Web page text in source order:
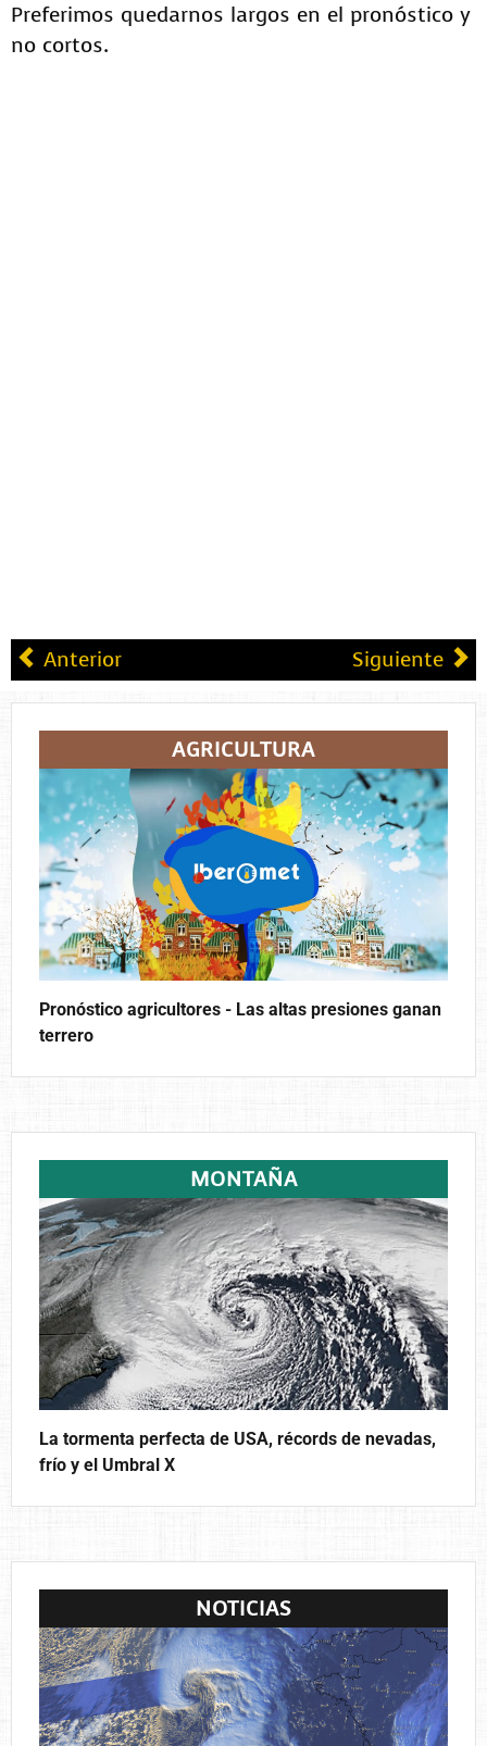
Preferimos quedarnos largos en el pronóstico y
no cortos.
Anterior Siguiente
AGRICULTURA
Pronóstico agricultores - Las altas presiones ganan
terrero
MONTAÑA
La tormenta perfecta de USA, récords de nevadas,
frío y el Umbral X
NOTICIAS